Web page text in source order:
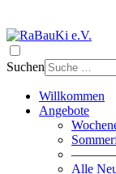
Suchen
Willkommen
Angebote
Alle